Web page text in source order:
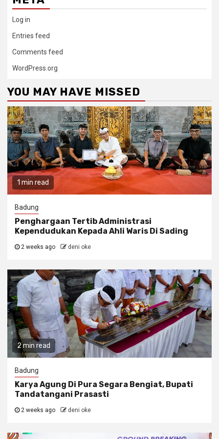
Log in
Entries feed
Comments feed
WordPress.org
YOU MAY HAVE MISSED
1 min read
Badung
Penghargaan Tertib Administrasi
Kependudukan Kepada Ahli Waris Di Sading
2 weeks ago deni oke
2 min read
Badung
Karya Agung Di Pura Segara Bengiat, Bupati
Tandatangani Prasasti
2 weeks ago deni oke